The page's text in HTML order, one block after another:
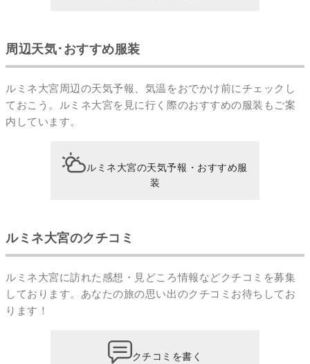
周辺天気･おすすめ服装
ルミネ大宮周辺の天気予報、気温をおでかけ前にチェックし
ておこう。ルミネ大宮を見に行く際のおすすめの服装もご案
内しています。
ルミネ大宮の天気予報・おすすめ服
装
ルミネ大宮のクチコミ
ルミネ大宮に訪れた感想・見どころ情報などクチコミを募集
しております。あなたの旅の思い出のクチコミ お待ちしてお
ります！
クチコミを書く